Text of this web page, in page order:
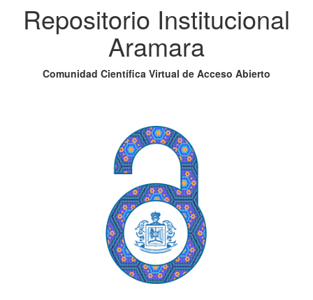
Repositorio Institucional
Aramara
Comunidad Científica Virtual de Acceso Abierto